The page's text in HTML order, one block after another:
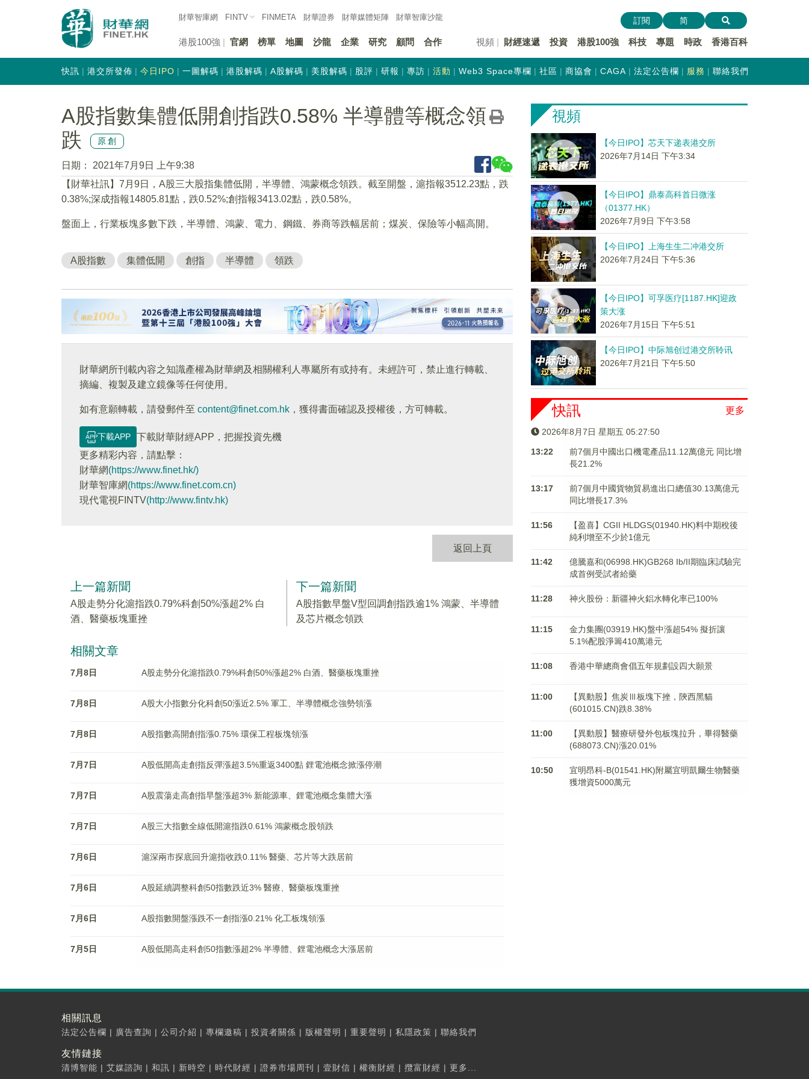
財華智庫網 FINTV FINMETA 財華證券 財華媒體矩陣 財華智庫沙龍
港股100強 官網 榜單 地圖 沙龍 企業 研究 顧問 合作 視頻 財經速遞 投資 港股100強 科技 專題 時政 香港百科
訂閱 简
快訊 港交所發佈 今日IPO 一圖解碼 港股解碼 A股解碼 美股解碼 股評 研報 專訪 活動 Web3 Space專欄 社區 商協會 CAGA 法定公告欄 服務 聯絡我們
A股指數集體低開創指跌0.58% 半導體等概念領
跌
原創
日期：
2021年7月9日 上午9:38
【財華社訊】7月9日，A股三大股指集體低開，半導體、鴻蒙概念領跌。截至開盤，滬指報3512.23點，跌
0.38%;深成指報14805.81點，跌0.52%;創指報3413.02點，跌0.58%。
盤面上，行業板塊多數下跌，半導體、鴻蒙、電力、鋼鐵、券商等跌幅居前；煤炭、保險等小幅高開。
A股指數 集體低開 創指 半導體 領跌
財華網所刊載內容之知識產權為財華網及相關權利人專屬所有或持有。未經許可，禁止進行轉載、
摘編、複製及建立鏡像等任何使用。
如有意願轉載，請發郵件至 content@finet.com.hk ，獲得書面確認及授權後，方可轉載。
下載APP
下載財華財經APP，把握投資先機
更多精彩内容，請點擊：
財華網(https://www.finet.hk/)
財華智庫網(https://www.finet.com.cn)
現代電視FINTV(http://www.fintv.hk)
返回上頁
上一篇新聞
A股走勢分化滬指跌0.79%科創50%漲超2% 白
酒、醫藥板塊重挫
下一篇新聞
A股指數早盤V型回調創指跌逾1% 鴻蒙、半導體
及芯片概念領跌
相關文章
7月8日 A股走勢分化滬指跌0.79%科創50%漲超2% 白酒、醫藥板塊重挫
7月8日 A股大小指數分化科創50漲近2.5% 軍工、半導體概念強勢領漲
7月8日 A股指數高開創指漲0.75% 環保工程板塊領漲
7月7日 A股低開高走創指反彈漲超3.5%重返3400點 鋰電池概念掀漲停潮
7月7日 A股震蕩走高創指早盤漲超3% 新能源車、鋰電池概念集體大漲
7月7日 A股三大指數全線低開滬指跌0.61% 鴻蒙概念股領跌
7月6日 滬深兩市探底回升滬指收跌0.11% 醫藥、芯片等大跌居前
7月6日 A股延續調整科創50指數跌近3% 醫療、醫藥板塊重挫
7月6日 A股指數開盤漲跌不一創指漲0.21% 化工板塊領漲
7月5日 A股低開高走科創50指數漲超2% 半導體、鋰電池概念大漲居前
視頻
【今日IPO】芯天下递表港交所
2026年7月14日 下午3:34
【今日IPO】鼎泰高科首日微涨
（01377.HK）
2026年7月9日 下午3:58
【今日IPO】上海生生二冲港交所
2026年7月24日 下午5:36
【今日IPO】可孚医疗[1187.HK]迎政
策大涨
2026年7月15日 下午5:51
【今日IPO】中际旭创过港交所聆讯
2026年7月21日 下午5:50
更多
快訊
2026年8月7日 星期五 05:27:51
13:22
前7個月中國出口機電產品11.12萬億元 同比增
長21.2%
13:17
前7個月中國貨物貿易進出口總值30.13萬億元
同比增長17.3%
11:56
【盈喜】CGII HLDGS(01940.HK)料中期稅後
純利增至不少於1億元
11:42
億騰嘉和(06998.HK)GB268 Ib/II期臨床試驗完
成首例受試者給藥
11:28 神火股份：新疆神火鋁水轉化率已100%
11:15
金力集團(03919.HK)盤中漲超54% 擬折讓
5.1%配股淨籌410萬港元
11:08 香港中華總商會倡五年規劃設四大願景
11:00
【異動股】焦炭Ⅲ板塊下挫，陝西黑貓
(601015.CN)跌8.38%
11:00
【異動股】醫療研發外包板塊拉升，畢得醫藥
(688073.CN)漲20.01%
10:50
宜明昂科-B(01541.HK)附屬宜明凱爾生物醫藥
獲增資5000萬元
相關訊息
法定公告欄 | 廣告查詢 | 公司介紹 | 專欄邀稿 | 投資者關係 | 版權聲明 | 重要聲明 | 私隱政策 | 聯絡我們
友情鏈接
清博智能 | 艾媒諮詢 | 和訊 | 新時空 | 時代財經 | 證券市場周刊 | 壹財信 | 權衡財經 | 攬富財經 | 更多...